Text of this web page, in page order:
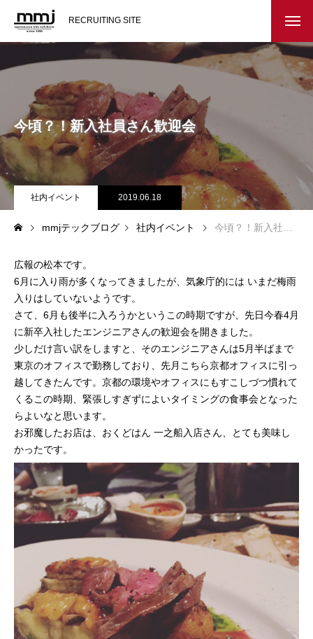
RECRUITING SITE
会社を知る
メッセージ
会社概要
インタビュー
スタッフ紹介
仕事を知る
教務システム開発
不動産システム開発
プログラマーの1週間
デザイナーの1週間
求人採用情報
フロントエンドエンジニア
【正社員】Webデザイナー
【業務委託】Webデザイナー
Webディレクター
mmjテックブログ
今頃？！新入社員さん歓迎会
社内イベント 2019.06.18
mmjテックブログ 社内イベント 今頃？！新入社員さん歓迎会
広報の松本です。
6月に入り雨が多くなってきましたが、気象庁的には いまだ梅雨
入りはしていないようです。
さて、6月も後半に入ろうかというこの時期ですが、先日今春4月
に新卒入社したエンジニアさんの歓迎会を開きました。
少しだけ言い訳をしますと、そのエンジニアさんは5月半ばまで
東京のオフィスで勤務しており、先月こちら京都オフィスに引っ
越してきたんです。京都の環境やオフィスにもすこしづつ慣れて
くるこの時期、緊張しすぎずによいタイミングの食事会となった
らよいなと思います。
お邪魔したお店は、おくどはん 一之船入店さん、とても美味し
かったです。